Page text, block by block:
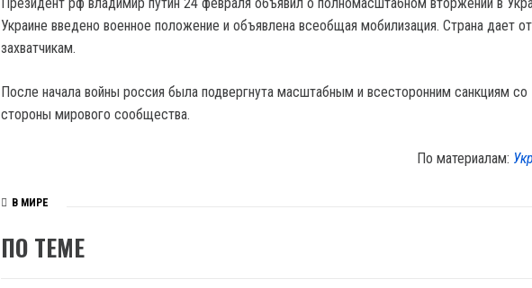
Украине введено военное положение и объявлена всеобщая мобилизация. Страна дает
захватчикам.
После начала войны россия была подвергнута масштабным и всесторонним санкциям со
стороны мирового сообщества.
По материалам:
В МИРЕ
ПО ТЕМЕ